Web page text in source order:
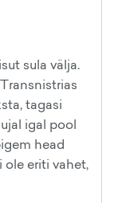
sula välja.
tagasi
igal pool
head
ole eriti vahet,